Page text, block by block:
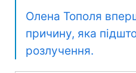
Олена Тополя
причину, яка
розлучення.